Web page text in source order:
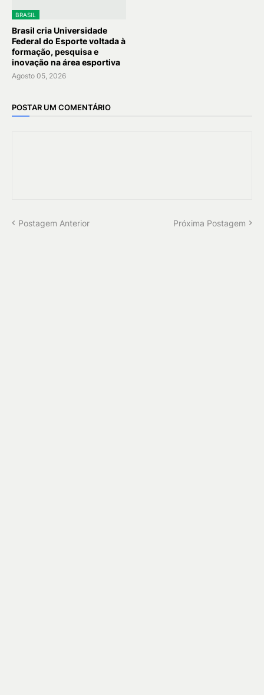
BRASIL
Brasil cria Universidade
Federal do Esporte voltada à
formação, pesquisa e
inovação na área esportiva
Agosto 05, 2026
POSTAR UM COMENTÁRIO
Postagem Anterior Próxima Postagem